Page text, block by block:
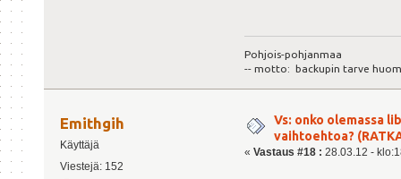
Pohjois-pohjanmaa
-- motto: backupin tarve
Emithgih
Käyttäjä
Viestejä: 152
Vs: onko olemassa
vaihtoehtoa?
« Vastaus #18 : 28.03.12 -